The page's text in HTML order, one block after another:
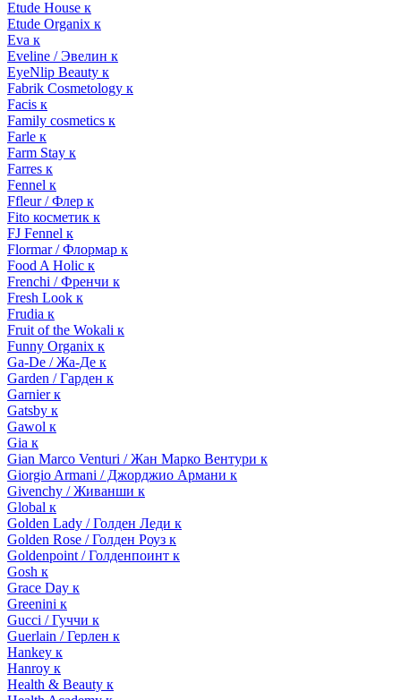
Etude House к
Etude Organix к
Eva к
Eveline / Эвелин к
EyeNlip Beauty к
Fabrik Cosmetology к
Facis к
Family cosmetics к
Farle к
Farm Stay к
Farres к
Fennel к
Ffleur / Флер к
Fito косметик к
FJ Fennel к
Flormar / Флормар к
Food A Holic к
Frenchi / Френчи к
Fresh Look к
Frudia к
Fruit of the Wokali к
Funny Organix к
Ga-De / Жа-Де к
Garden / Гарден к
Garnier к
Gatsby к
Gawol к
Gia к
Gian Marco Venturi / Жан Марко Вентури к
Giorgio Armani / Джорджио Армани к
Givenchy / Живанши к
Global к
Golden Lady / Голден Леди к
Golden Rose / Голден Роуз к
Goldenpoint / Голденпоинт к
Gosh к
Grace Day к
Greenini к
Gucci / Гуччи к
Guerlain / Герлен к
Hankey к
Hanroy к
Health & Beauty к